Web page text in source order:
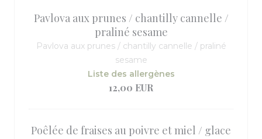
Pavlova aux prunes / chantilly cannelle /
praliné sesame
Pavlova aux prunes / chantilly cannelle / praliné
sesame
Liste des allergènes
12,00 EUR
Poêlée de fraises au poivre et miel / glace